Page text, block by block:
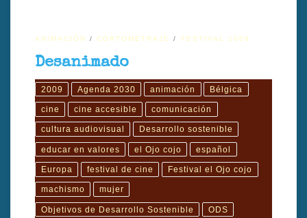
ANIMACIÓN CORTOMETRAJE FESTIVAL 2009
Desanimado
2009 Agenda 2030 animación Bélgica
cine cine accesible comunicación
cultura audiovisual Desarrollo sostenible
educar en valores el Ojo cojo español
Europa festival de cine Festival el Ojo cojo
machismo mujer
Objetivos de Desarrollo Sostenible ODS